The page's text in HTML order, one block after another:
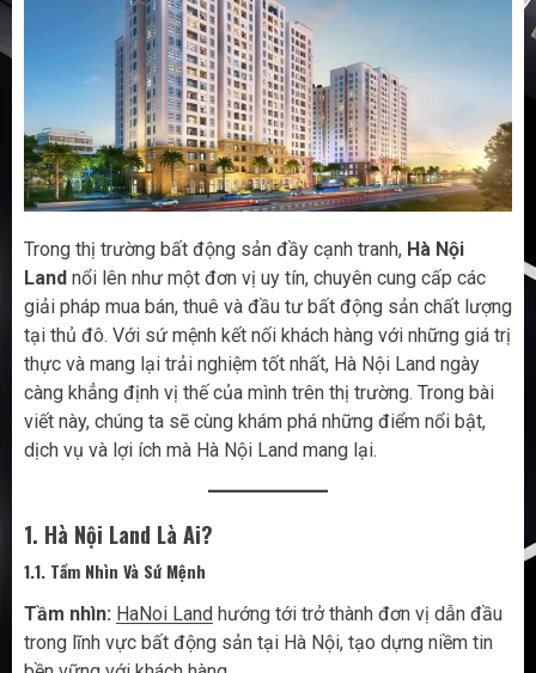
Trong thị trường bất động sản đầy cạnh tranh, Hà Nội
Land nổi lên như một đơn vị uy tín, chuyên cung cấp các
giải pháp mua bán, thuê và đầu tư bất động sản chất lượng
tại thủ đô. Với sứ mệnh kết nối khách hàng với những giá trị
thực và mang lại trải nghiệm tốt nhất, Hà Nội Land ngày
càng khẳng định vị thế của mình trên thị trường. Trong bài
viết này, chúng ta sẽ cùng khám phá những điểm nổi bật,
dịch vụ và lợi ích mà Hà Nội Land mang lại.
1. Hà Nội Land Là Ai?
1.1. Tầm Nhìn Và Sứ Mệnh
Tầm nhìn: HaNoi Land hướng tới trở thành đơn vị dẫn đầu
trong lĩnh vực bất động sản tại Hà Nội, tạo dựng niềm tin